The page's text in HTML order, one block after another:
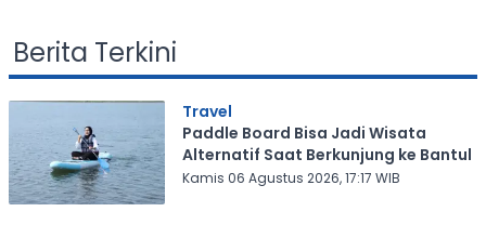
Berita Terkini
Travel
Paddle Board Bisa Jadi Wisata
Alternatif Saat Berkunjung ke Bantul
Kamis 06 Agustus 2026, 17:17 WIB